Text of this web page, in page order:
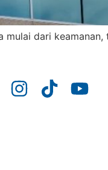
dari